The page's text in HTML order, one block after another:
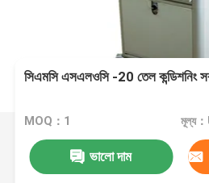
সিএমসি এসএলওসি -20 তেল কন্ডিশনিং
MOQ：1
ভালো দাম